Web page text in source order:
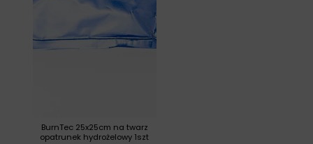
BurnTec 25x25cm na twarz
opatrunek hydrożelowy 1szt